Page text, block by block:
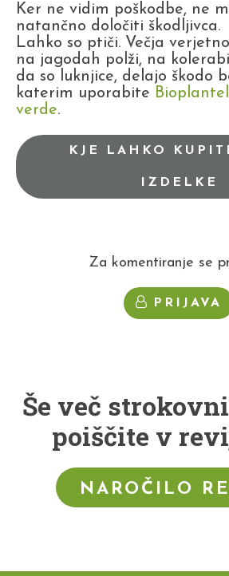
Ker ne vidim poškodbe, ne
natančno določiti škodljivca.
Lahko so ptiči. Večja
na jagodah polži, na
da so luknjice, delajo škodo
katerim uporabite
verde.
KJE LAHKO
IZDELKE
Za komentiranje se
PRIJAVA
Še več
poiščite v
NAROČILO